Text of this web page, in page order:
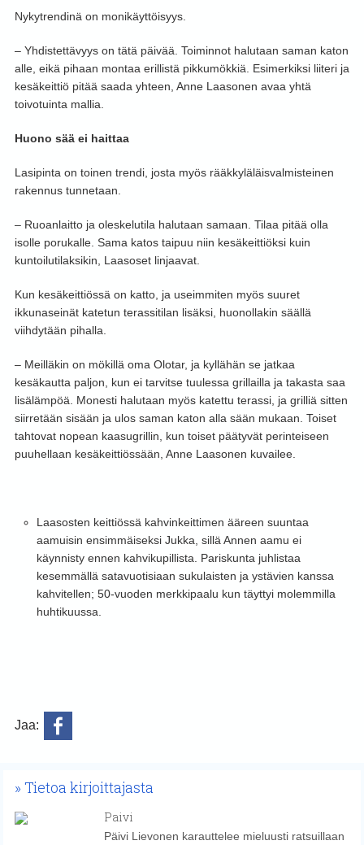
Nykytrendinä on monikäyttöisyys.
– Yhdistettävyys on tätä päivää. Toiminnot halutaan saman katon
alle, eikä pihaan montaa erillistä pikkumökkiä. Esimerkiksi liiteri ja
kesäkeittiö pitää saada yhteen, Anne Laasonen avaa yhtä
toivotuinta mallia.
Huono sää ei haittaa
Lasipinta on toinen trendi, josta myös rääkkyläläisvalmisteinen
rakennus tunnetaan.
– Ruoanlaitto ja oleskelutila halutaan samaan. Tilaa pitää olla
isolle porukalle. Sama katos taipuu niin kesäkeittiöksi kuin
kuntoilutilaksikin, Laasoset linjaavat.
Kun kesäkeittiössä on katto, ja useimmiten myös suuret
ikkunaseinät katetun terassitilan lisäksi, huonollakin säällä
viihdytään pihalla.
– Meilläkin on mökillä oma Olotar, ja kyllähän se jatkaa
kesäkautta paljon, kun ei tarvitse tuulessa grillailla ja takasta saa
lisälämpöä. Monesti halutaan myös katettu terassi, ja grilliä sitten
siirretään sisään ja ulos saman katon alla sään mukaan. Toiset
tahtovat nopean kaasugrillin, kun toiset päätyvät perinteiseen
puuhellaan kesäkeittiössään, Anne Laasonen kuvailee.
Laasosten keittiössä kahvinkeittimen ääreen suuntaa
aamuisin ensimmäiseksi Jukka, sillä Annen aamu ei
käynnisty ennen kahvikupillista. Pariskunta juhlistaa
kesemmällä satavuotisiaan sukulaisten ja ystävien kanssa
kahvitellen; 50-vuoden merkkipaalu kun täyttyi molemmilla
huhtikuussa.
Jaa:
Tietoa kirjoittajasta
Paivi
Päivi Lievonen karauttelee mieluusti ratsuillaan